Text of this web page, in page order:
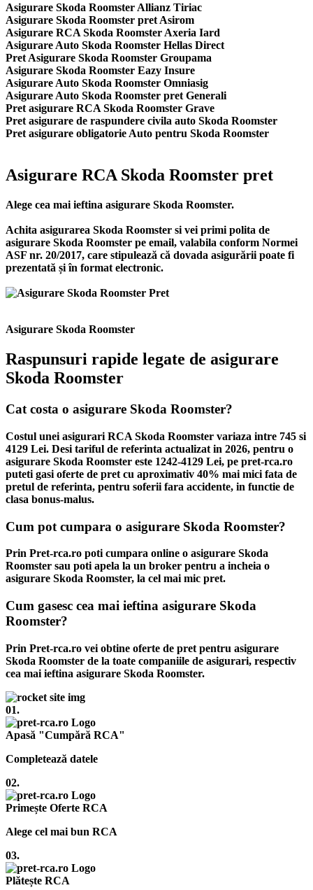
Asigurare Skoda Roomster Allianz Tiriac
Asigurare Skoda Roomster pret Asirom
Asigurare RCA Skoda Roomster Axeria Iard
Asigurare Auto Skoda Roomster Hellas Direct
Pret Asigurare Skoda Roomster Groupama
Asigurare Skoda Roomster Eazy Insure
Asigurare Auto Skoda Roomster Omniasig
Asigurare Auto Skoda Roomster pret Generali
Pret asigurare RCA Skoda Roomster Grave
Pret asigurare de raspundere civila auto Skoda Roomster
Pret asigurare obligatorie Auto pentru Skoda Roomster
Asigurare RCA Skoda Roomster pret
Alege cea mai ieftina asigurare Skoda Roomster.
Achita asigurarea Skoda Roomster si vei primi polita de
asigurare Skoda Roomster pe email, valabila conform Normei
ASF nr. 20/2017, care stipulează că dovada asigurării poate fi
prezentată și în format electronic.
Asigurare Skoda Roomster
Raspunsuri rapide legate de asigurare
Skoda Roomster
Cat costa o asigurare Skoda Roomster?
Costul unei asigurari RCA Skoda Roomster variaza intre 745 si
4129 Lei. Desi tariful de referinta actualizat in 2026, pentru o
asigurare Skoda Roomster este 1242-4129 Lei, pe pret-rca.ro
puteti gasi oferte de pret cu aproximativ 40% mai mici fata de
pretul de referinta, pentru soferii fara accidente, in functie de
clasa bonus-malus.
Cum pot cumpara o asigurare Skoda Roomster?
Prin Pret-rca.ro poti cumpara online o asigurare Skoda
Roomster sau poti apela la un broker pentru a incheia o
asigurare Skoda Roomster, la cel mai mic pret.
Cum gasesc cea mai ieftina asigurare Skoda
Roomster?
Prin Pret-rca.ro vei obtine oferte de pret pentru asigurare
Skoda Roomster de la toate companiile de asigurari, respectiv
cea mai ieftina asigurare Skoda Roomster.
01.
Apasă "Cumpără RCA"
Completează datele
02.
Primește Oferte RCA
Alege cel mai bun RCA
03.
Plătește RCA